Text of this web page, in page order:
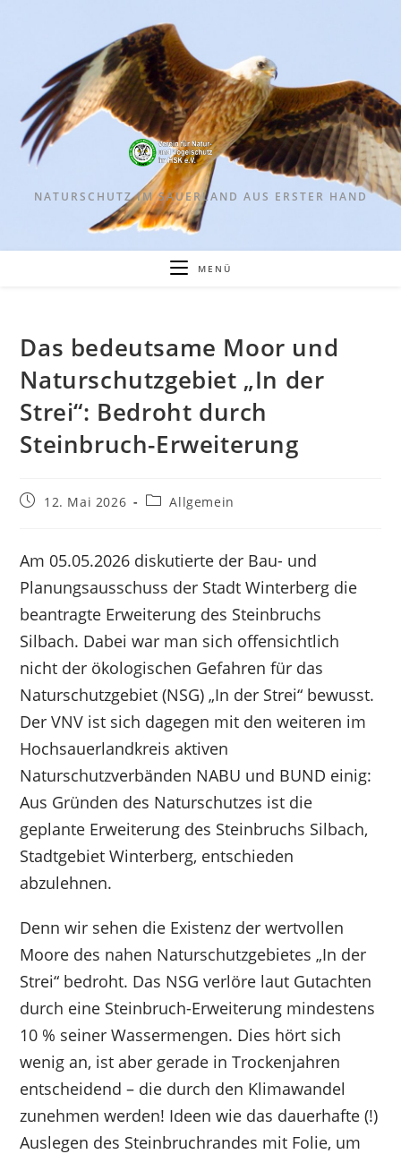
NATURSCHUTZ IM SAUERLAND AUS ERSTER HAND
MENÜ
Das bedeutsame Moor und
Naturschutzgebiet „In der
Strei“: Bedroht durch
Steinbruch-Erweiterung
Beitrag12. Mai 2026
Beitrags-
Allgemein
Am 05.05.2026 diskutierte der Bau- und
Planungsausschuss der Stadt Winterberg die
beantragte Erweiterung des Steinbruchs
Silbach. Dabei war man sich offensichtlich
nicht der ökologischen Gefahren für das
Naturschutzgebiet (NSG) „In der Strei“ bewusst.
Der VNV ist sich dagegen mit den weiteren im
Hochsauerlandkreis aktiven
Naturschutzverbänden NABU und BUND einig:
Aus Gründen des Naturschutzes ist die
geplante Erweiterung des Steinbruchs Silbach,
Stadtgebiet Winterberg, entschieden
abzulehnen.
Denn wir sehen die Existenz der wertvollen
Moore des nahen Naturschutzgebietes „In der
Strei“ bedroht. Das NSG verlöre laut Gutachten
durch eine Steinbruch-Erweiterung mindestens
10 % seiner Wassermengen. Dies hört sich
wenig an, ist aber gerade in Trockenjahren
entscheidend – die durch den Klimawandel
zunehmen werden! Ideen wie das dauerhafte (!)
Auslegen des Steinbruchrandes mit Folie, um